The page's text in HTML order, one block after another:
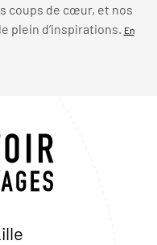
coups de cœur, et nos
plein d’inspirations.
En